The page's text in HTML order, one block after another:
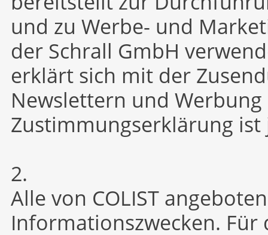
und zu Werbe- und
der Schrall GmbH
erklärt sich mit der
Newslettern und
Zustimmungserklärung
2.
Alle von COLIST
Informationszwecken.